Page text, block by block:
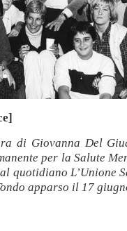
di Giovanna Del
per la Salute
quotidiano L’Unione
apparso il 17